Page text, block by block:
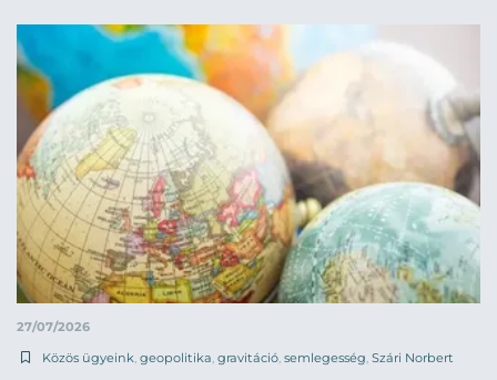
27/07/2026
Közös ügyeink geopolitika gravitáció semlegesség Szári Norbert